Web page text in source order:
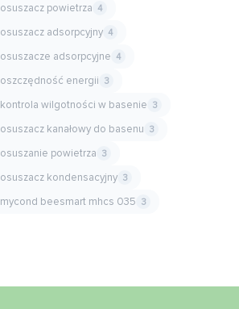
osuszacz powietrza 4
osuszacz adsorpcyjny 4
osuszacze adsorpcyjne 4
oszczędność energii 3
kontrola wilgotności w basenie 3
osuszacz kanałowy do basenu 3
osuszanie powietrza 3
osuszacz kondensacyjny 3
mycond beesmart mhcs 035 3